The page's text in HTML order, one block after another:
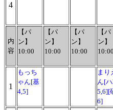
4
内
容
【パ
ン】
10:00
【パ
ン】
10:00
【パ
ン】
10:00
【パ
ン】
10:00
1
もっち
ゃん[基
4,5]
まり
ん[
5,6][
6]